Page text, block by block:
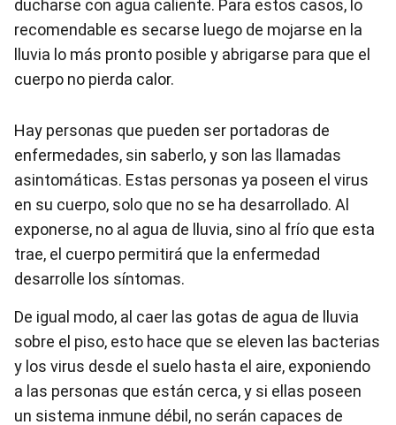
ducharse con agua caliente. Para estos casos, lo
recomendable es secarse luego de mojarse en la
lluvia lo más pronto posible y abrigarse para que el
cuerpo no pierda calor.
Hay personas que pueden ser portadoras de
enfermedades, sin saberlo, y son las llamadas
asintomáticas. Estas personas ya poseen el virus
en su cuerpo, solo que no se ha desarrollado. Al
exponerse, no al agua de lluvia, sino al frío que esta
trae, el cuerpo permitirá que la enfermedad
desarrolle los síntomas.
De igual modo, al caer las gotas de agua de lluvia
sobre el piso, esto hace que se eleven las bacterias
y los virus desde el suelo hasta el aire, exponiendo
a las personas que están cerca, y si ellas poseen
un sistema inmune débil, no serán capaces de